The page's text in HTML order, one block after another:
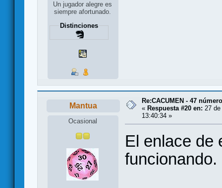
Un jugador alegre es
siempre afortunado.
Distinciones
Mantua
Ocasional
Re:CACUMEN - 47
« Respuesta #20 en: 27
13:40:34 »
El enlace de
funcionando.